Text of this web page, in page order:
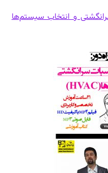
و انتخاب سیستم‌ها